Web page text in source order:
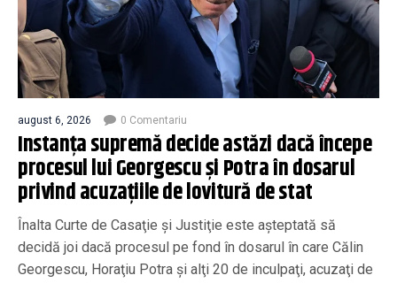
august 6, 2026 0 Comentariu
Instanța supremă decide astăzi dacă începe
procesul lui Georgescu și Potra în dosarul
privind acuzațiile de lovitură de stat
Înalta Curte de Casaţie şi Justiţie este aşteptată să
decidă joi dacă procesul pe fond în dosarul în care Călin
Georgescu, Horaţiu Potra şi alţi 20 de inculpaţi, acuzaţi de